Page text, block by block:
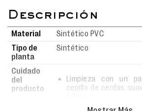
Material
Sintético PVC
Tipo de
planta
Sintético
Cuidado
del
producto
Limpieza con un
cepillo de cerdas
No usar detergentes